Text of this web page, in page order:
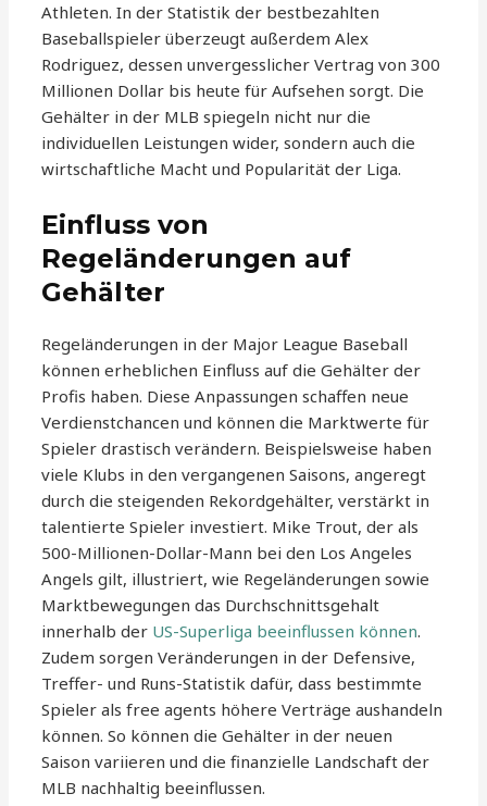
Athleten. In der Statistik der bestbezahlten
Baseballspieler überzeugt außerdem Alex
Rodriguez, dessen unvergesslicher Vertrag von 300
Millionen Dollar bis heute für Aufsehen sorgt. Die
Gehälter in der MLB spiegeln nicht nur die
individuellen Leistungen wider, sondern auch die
wirtschaftliche Macht und Popularität der Liga.
Einfluss von
Regeländerungen auf
Gehälter
Regeländerungen in der Major League Baseball
können erheblichen Einfluss auf die Gehälter der
Profis haben. Diese Anpassungen schaffen neue
Verdienstchancen und können die Marktwerte für
Spieler drastisch verändern. Beispielsweise haben
viele Klubs in den vergangenen Saisons, angeregt
durch die steigenden Rekordgehälter, verstärkt in
talentierte Spieler investiert. Mike Trout, der als
500-Millionen-Dollar-Mann bei den Los Angeles
Angels gilt, illustriert, wie Regeländerungen sowie
Marktbewegungen das Durchschnittsgehalt
innerhalb der US-Superliga beeinflussen können.
Zudem sorgen Veränderungen in der Defensive,
Treffer- und Runs-Statistik dafür, dass bestimmte
Spieler als free agents höhere Verträge aushandeln
können. So können die Gehälter in der neuen
Saison variieren und die finanzielle Landschaft der
MLB nachhaltig beeinflussen.